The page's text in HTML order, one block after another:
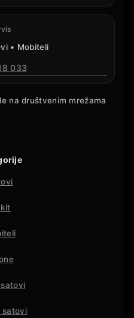
• Mobiteli
033
na društvenim mrežama
satovi